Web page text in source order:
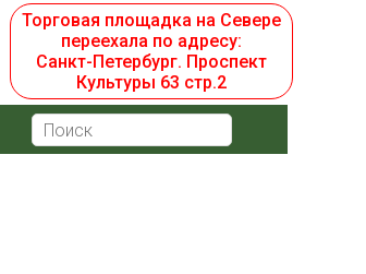
Торговая площадка на Севере
переехала по адресу:
Санкт-Петербург. Проспект
Культуры 63 стр.2